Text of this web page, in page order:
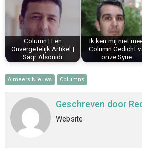
Column | Een
Onvergetelijk Artikel |
Saqr Alsonidi
Ik ken mij niet
Column Gedicht
onze Syrie…
Almeers Nieuws Columns
Geschreven door
Website